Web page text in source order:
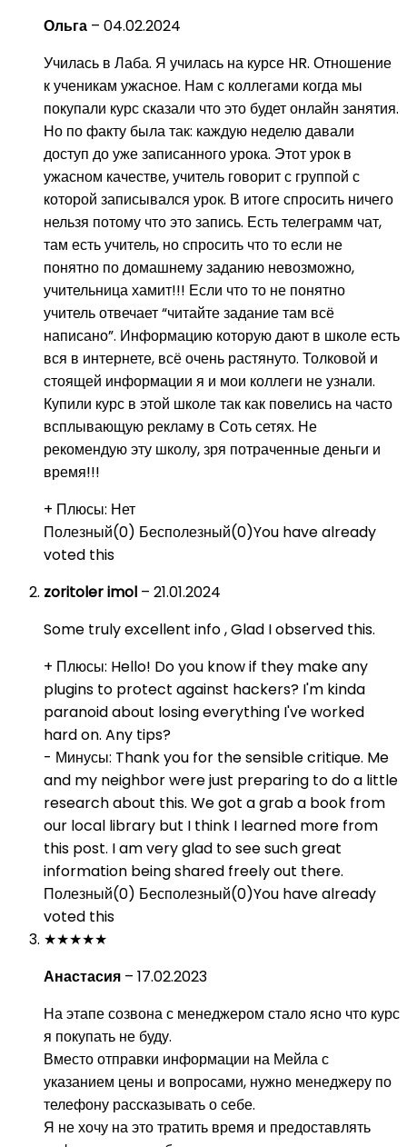
Ольга – 04.02.2024
Училась в Лаба. Я училась на курсе HR. Отношение
к ученикам ужасное. Нам с коллегами когда мы
покупали курс сказали что это будет онлайн занятия.
Но по факту была так: каждую неделю давали
доступ до уже записанного урока. Этот урок в
ужасном качестве, учитель говорит с группой с
которой записывался урок. В итоге спросить ничего
нельзя потому что это запись. Есть телеграмм чат,
там есть учитель, но спросить что то если не
понятно по домашнему заданию невозможно,
учительница хамит!!! Если что то не понятно
учитель отвечает “читайте задание там всё
написано”. Информацию которую дают в школе есть
вся в интернете, всё очень растянуто. Толковой и
стоящей информации я и мои коллеги не узнали.
Купили курс в этой школе так как повелись на часто
всплывающую рекламу в Соть сетях. Не
рекомендую эту школу, зря потраченные деньги и
время!!!
+ Плюсы: Нет
Полезный(0) Бесполезный(0)You have already
voted this
zoritoler imol – 21.01.2024
Some truly excellent info , Glad I observed this.
+ Плюсы: Hello! Do you know if they make any
plugins to protect against hackers? I'm kinda
paranoid about losing everything I've worked
hard on. Any tips?
- Минусы: Thank you for the sensible critique. Me
and my neighbor were just preparing to do a little
research about this. We got a grab a book from
our local library but I think I learned more from
this post. I am very glad to see such great
information being shared freely out there.
Полезный(0) Бесполезный(0)You have already
voted this
★★★★★
Анастасия – 17.02.2023
На этапе созвона с менеджером стало ясно что курс
я покупать не буду.
Вместо отправки информации на Мейла с
указанием цены и вопросами, нужно менеджеру по
телефону рассказывать о себе.
Я не хочу на это тратить время и предоставлять